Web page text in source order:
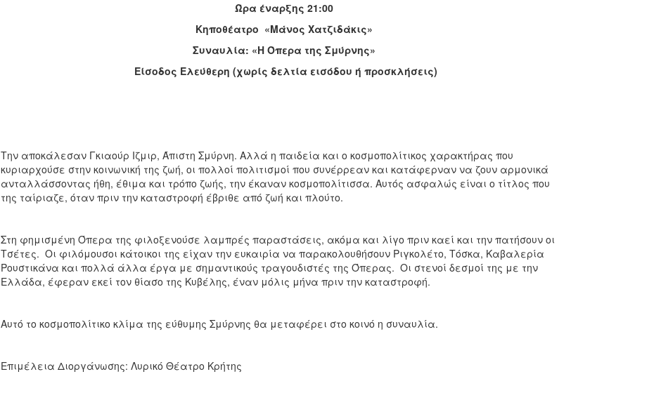
Ώρα έναρξης 21:00
Κηποθέατρο «Μάνος Χατζιδάκις»
Συναυλία: «Η Όπερα της Σμύρνης»
Είσοδος Ελεύθερη (χωρίς δελτία εισόδου ή προσκλήσεις)
Την αποκάλεσαν Γκιαούρ Ιζμιρ, Άπιστη Σμύρνη. Αλλά η παιδεία και ο κοσμοπολίτικος χαρακτήρας που
κυριαρχούσε στην κοινωνική της ζωή, οι πολλοί πολιτισμοί που συνέρρεαν και κατάφερναν να ζουν αρμονικά
ανταλλάσσοντας ήθη, έθιμα και τρόπο ζωής, την έκαναν κοσμοπολίτισσα. Αυτός ασφαλώς είναι ο τίτλος που
της ταίριαζε, όταν πριν την καταστροφή έβριθε από ζωή και πλούτο.
Στη φημισμένη Όπερα της φιλοξενούσε λαμπρές παραστάσεις, ακόμα και λίγο πριν καεί και την πατήσουν οι
Τσέτες. Οι φιλόμουσοι κάτοικοι της είχαν την ευκαιρία να παρακολουθήσουν Ριγκολέτο, Τόσκα, Καβαλερία
Ρουστικάνα και πολλά άλλα έργα με σημαντικούς τραγουδιστές της Όπερας. Οι στενοί δεσμοί της με την
Ελλάδα, έφεραν εκεί τον θίασο της Κυβέλης, έναν μόλις μήνα πριν την καταστροφή.
Αυτό το κοσμοπολίτικο κλίμα της εύθυμης Σμύρνης θα μεταφέρει στο κοινό η συναυλία.
Επιμέλεια Διοργάνωσης: Λυρικό Θέατρο Κρήτης